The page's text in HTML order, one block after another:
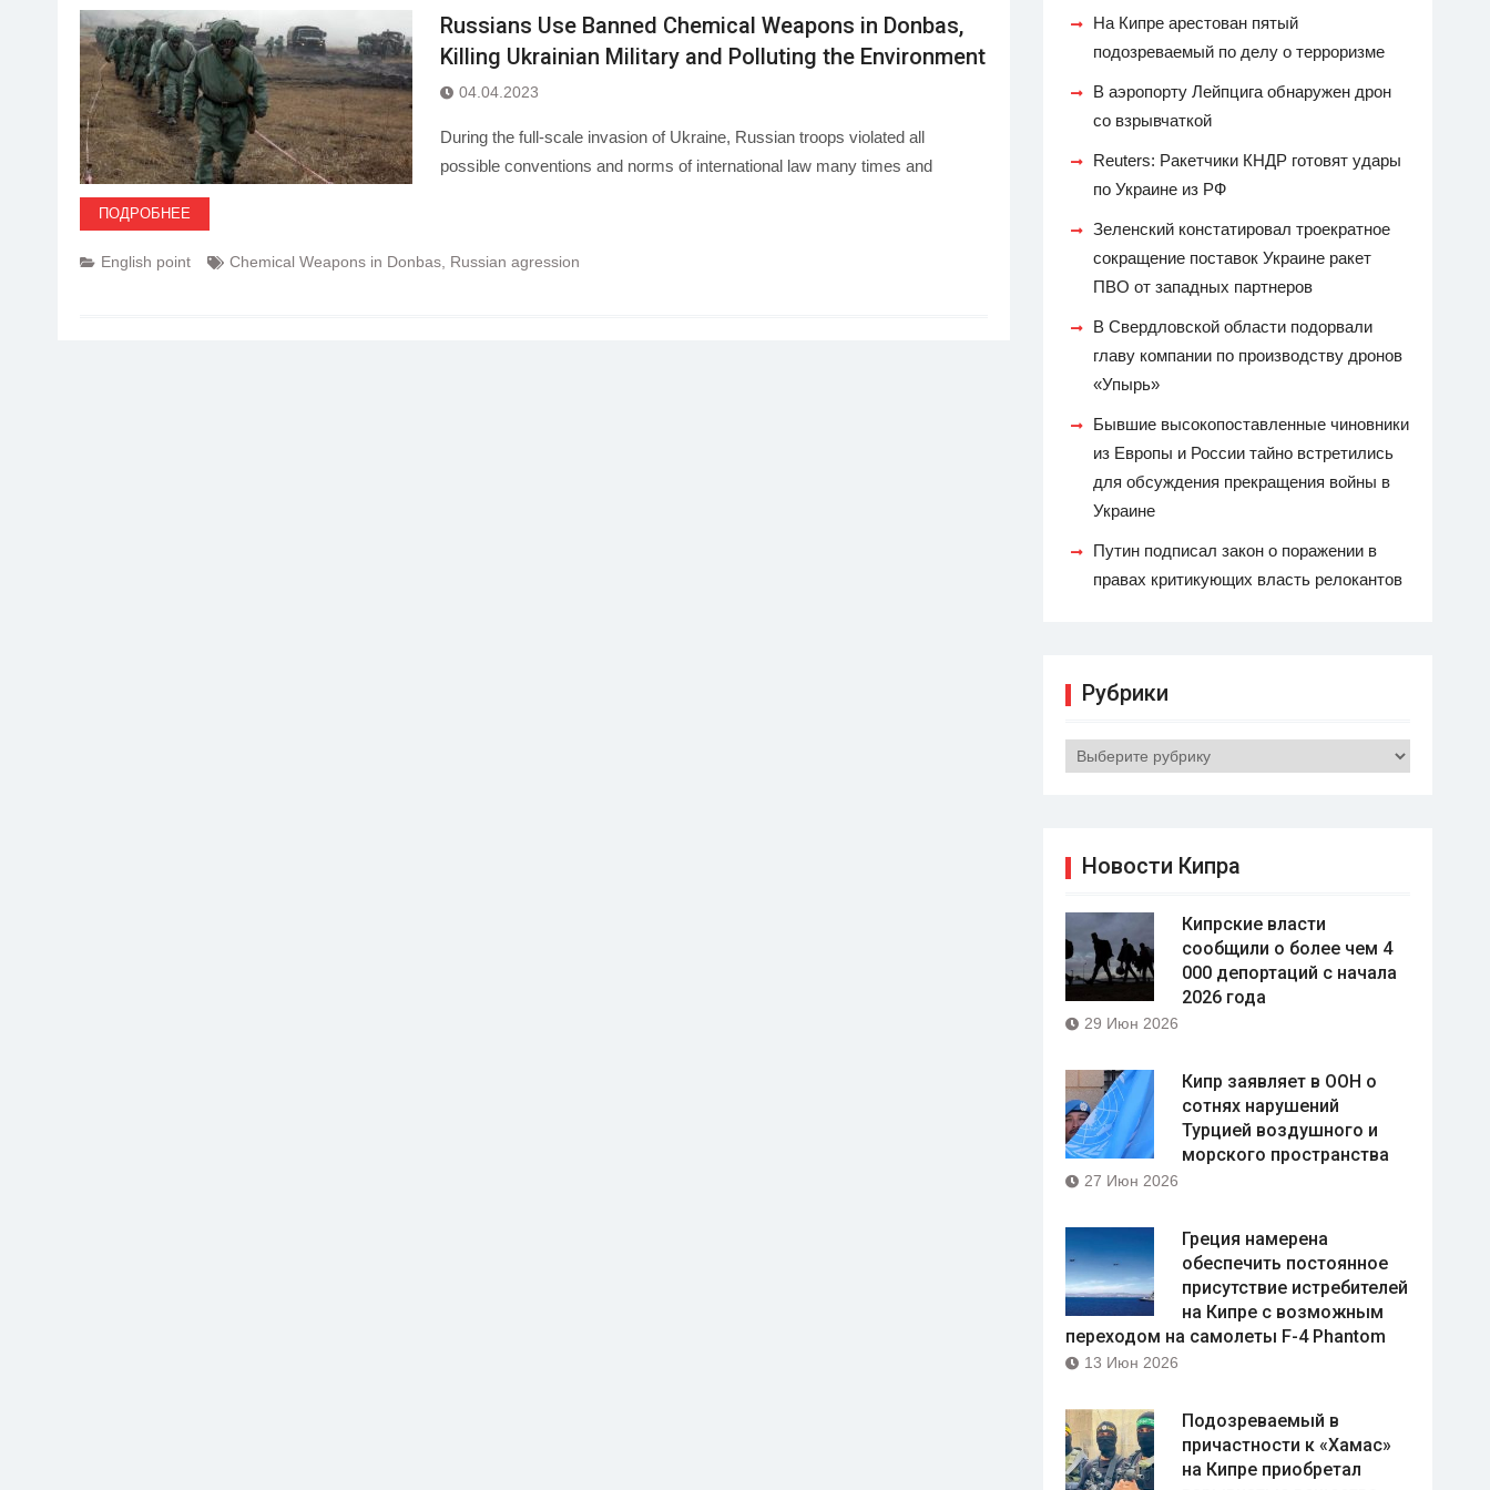
Russians Use Banned Chemical Weapons in Donbas,
Killing Ukrainian Military and Polluting the Environment
04.04.2023
During the full-scale invasion of Ukraine, Russian troops violated all
possible conventions and norms of international law many times and
ПОДРОБНЕЕ
English point Chemical Weapons in Donbas Russian agression
На Кипре арестован пятый
подозреваемый по делу о терроризме
В аэропорту Лейпцига обнаружен дрон
со взрывчаткой
Reuters: Ракетчики КНДР готовят удары
по Украине из РФ
Зеленский констатировал троекратное
сокращение поставок Украине ракет
ПВО от западных партнеров
В Свердловской области подорвали
главу компании по производству дронов
«Упырь»
Бывшие высокопоставленные чиновники
из Европы и России тайно встретились
для обсуждения прекращения войны в
Украине
Путин подписал закон о поражении в
правах критикующих власть релокантов
Рубрики
Рубрики
Новости Кипра
Кипрские власти
сообщили о более чем 4
000 депортаций с начала
2026 года
29 Июн 2026
Кипр заявляет в ООН о
сотнях нарушений
Турцией воздушного и
морского пространства
27 Июн 2026
Греция намерена
обеспечить постоянное
присутствие истребителей
на Кипре с возможным
переходом на самолеты F-4 Phantom
13 Июн 2026
Подозреваемый в
причастности к «Хамас»
на Кипре приобретал